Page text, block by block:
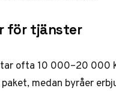
för tjänster
ofta 10 000–20 000
medan byråer